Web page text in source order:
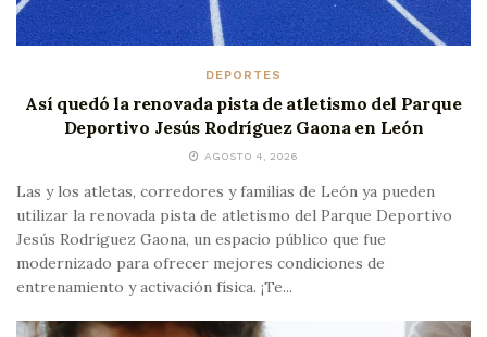
DEPORTES
Así quedó la renovada pista de atletismo del Parque
Deportivo Jesús Rodríguez Gaona en León
AGOSTO 4, 2026
Las y los atletas, corredores y familias de León ya pueden
utilizar la renovada pista de atletismo del Parque Deportivo
Jesús Rodríguez Gaona, un espacio público que fue
modernizado para ofrecer mejores condiciones de
entrenamiento y activación física. ¡Te...